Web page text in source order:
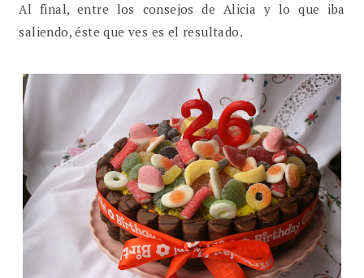
Al final, entre los consejos de Alicia y lo que iba
saliendo, éste que ves es el resultado.